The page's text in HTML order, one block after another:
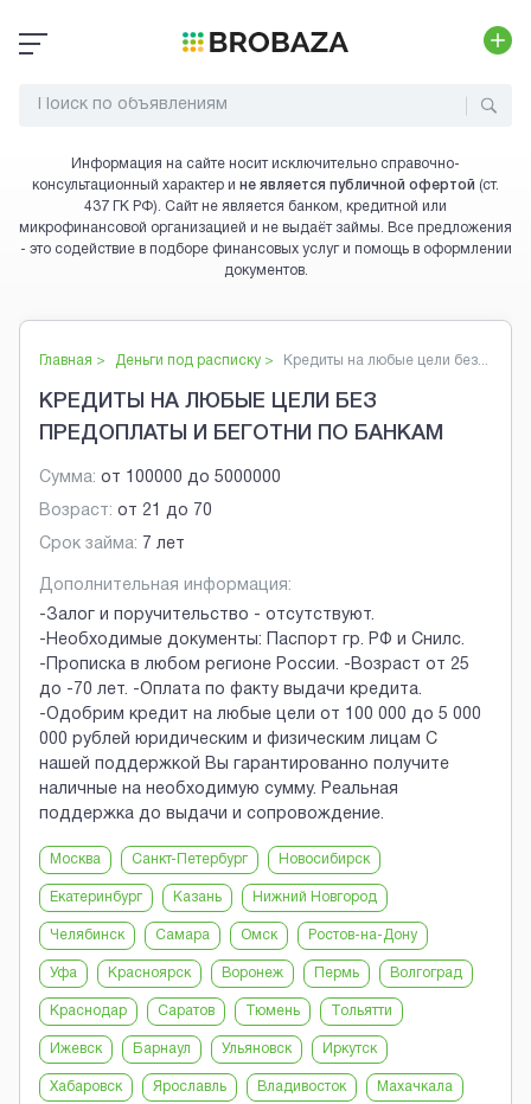
Информация на сайте носит исключительно справочно-
консультационный характер и не является публичной офертой (ст.
437 ГК РФ). Сайт не является банком, кредитной или
микрофинансовой организацией и не выдаёт займы. Все предложения
- это содействие в подборе финансовых услуг и помощь в оформлении
документов.
Главная > Деньги под расписку > Кредиты на любые цели без...
КРЕДИТЫ НА ЛЮБЫЕ ЦЕЛИ БЕЗ
ПРЕДОПЛАТЫ И БЕГОТНИ ПО БАНКАМ
Сумма: от 100000 до 5000000
Возраст: от 21 до 70
Срок займа: 7 лет
Дополнительная информация:
-Залог и поручительство - отсутствуют.
-Необходимые документы: Паспорт гр. РФ и Снилс.
-Прописка в любом регионе России. -Возраст от 25
до -70 лет. -Оплата по факту выдачи кредита.
-Одобрим кредит на любые цели от 100 000 до 5 000
000 рублей юридическим и физическим лицам С
нашей поддержкой Вы гарантированно получите
наличные на необходимую сумму. Реальная
поддержка до выдачи и сопровождение.
Москва Санкт-Петербург Новосибирск
Екатеринбург Казань Нижний Новгород
Челябинск Самара Омск Ростов-на-Дону
Уфа Красноярск Воронеж Пермь Волгоград
Краснодар Саратов Тюмень Тольятти
Ижевск Барнаул Ульяновск Иркутск
Хабаровск Ярославль Владивосток Махачкала